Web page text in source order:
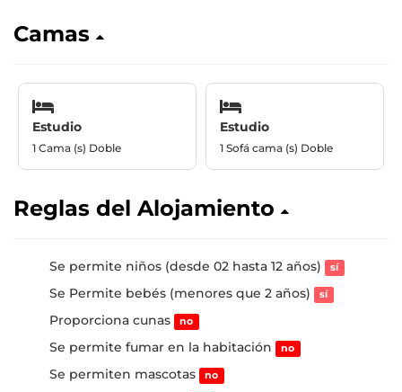
Camas
Estudio
1 Cama (s) Doble
Estudio
1 Sofá cama (s) Doble
Reglas del Alojamiento
Se permite niños (desde 02 hasta 12 años) sí
Se Permite bebés (menores que 2 años) sí
Proporciona cunas no
Se permite fumar en la habitación no
Se permiten mascotas no